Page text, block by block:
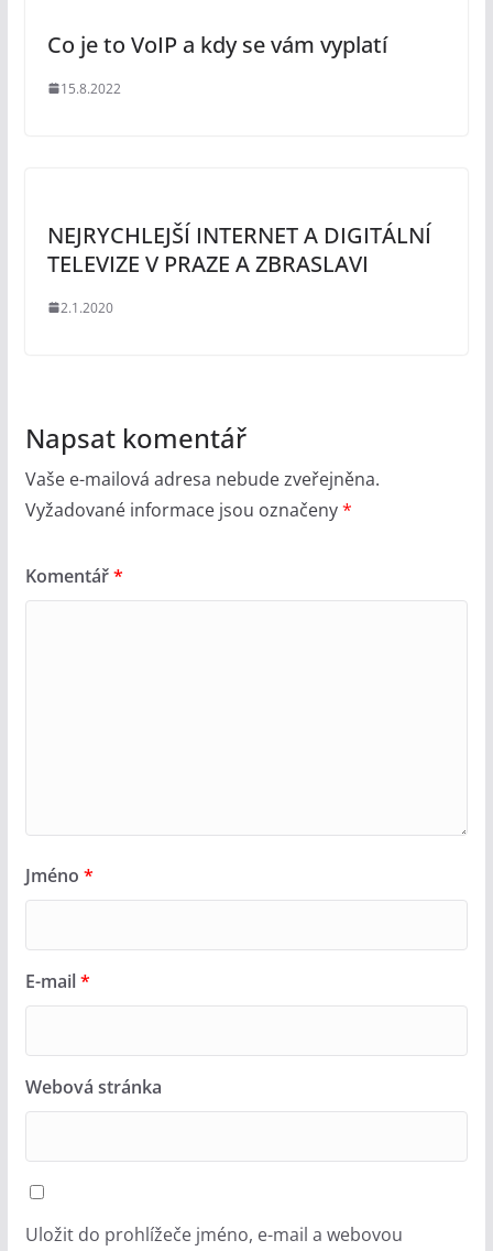
Co je to VoIP a kdy se vám vyplatí
15.8.2022
NEJRYCHLEJŠÍ INTERNET A DIGITÁLNÍ
TELEVIZE V PRAZE A ZBRASLAVI
2.1.2020
Napsat komentář
Vaše e-mailová adresa nebude zveřejněna.
Vyžadované informace jsou označeny*
Komentář*
Jméno *
E-mail*
Webová stránka
Uložit do prohlížeče jméno, e-mail a webovou